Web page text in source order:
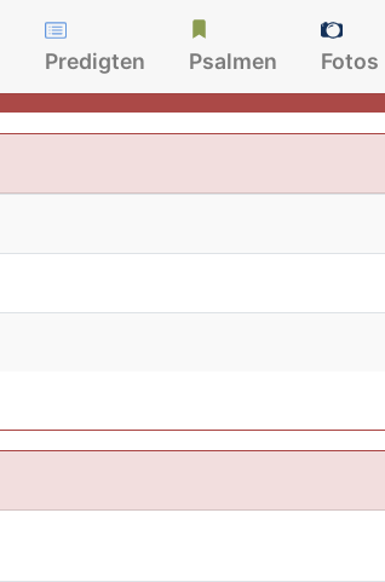
Predigten Psalmen Fotos